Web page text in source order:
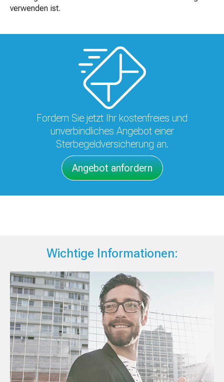
verwenden ist.
Fordern Sie jetzt Ihr kostenfreies und
unverbindliches Angebot einer
Sterbegeldversicherung an.
Angebot anfordern
Wichtige Informationen: